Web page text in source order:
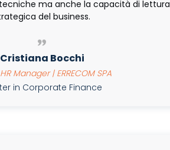
ma anche la capacità di lettura
del business.
Cristiana Bocchi
Manager | ERRECOM SPA
in Corporate Finance